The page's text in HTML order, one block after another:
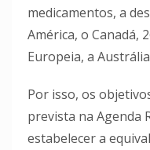
medicamentos, a
América, o Canadá,
Europeia, a
Por isso, os
prevista na Agenda
estabelecer a